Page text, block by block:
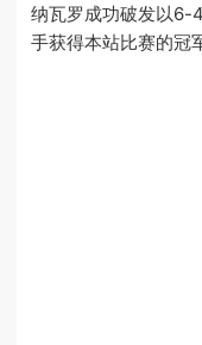
纳瓦罗成功破发以6-
手获得本站比赛的冠